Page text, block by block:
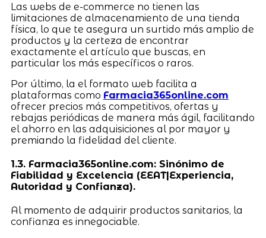
Las webs de e-commerce no tienen las
limitaciones de almacenamiento de una tienda
física, lo que te asegura un surtido más amplio de
productos y la certeza de encontrar
exactamente el artículo que buscas, en
particular los más específicos o raros.
Por último, la el formato web facilita a
plataformas como Farmacia365online.com
ofrecer precios más competitivos, ofertas y
rebajas periódicas de manera más ágil, facilitando
el ahorro en las adquisiciones al por mayor y
premiando la fidelidad del cliente.
1.3. Farmacia365online.com: Sinónimo de
Fiabilidad y Excelencia (EEAT|Experiencia,
Autoridad y Confianza).
Al momento de adquirir productos sanitarios, la
confianza es innegociable.